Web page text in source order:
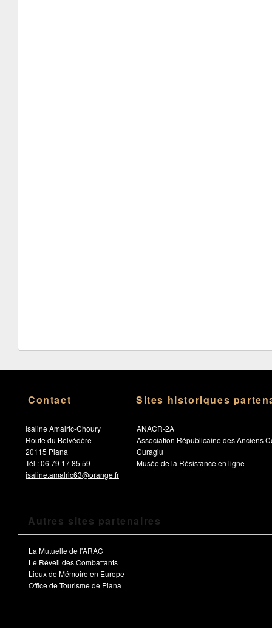
Contact
Isaline Amalric-Choury
Route du Belvédère
20115 Piana
Tél : 06 79 17 85 59
isaline.amalric63@orange.fr
Sites historiques
ANACR-2A
Association Républicaine des Anciens
Curagiu
Musée de la Résistance en ligne
Autres sites partenaires
La Mutuelle de l'ARAC
Le Réveil des Combattants
Lieux de Mémoire en Europe
Office de Tourisme de Piana